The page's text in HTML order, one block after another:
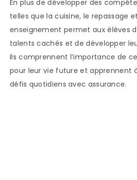
En plus de développer des
telles que la cuisine, le repassage
enseignement permet aux élèves
talents cachés et de développer
Ils comprennent l’importance de
pour leur vie future et apprennent
défis quotidiens avec assurance.